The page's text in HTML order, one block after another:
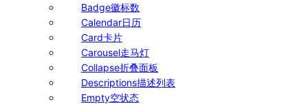
Badge徽标数
Calendar日历
Card卡片
Carousel走马灯
Collapse折叠面板
Descriptions描述列表
Empty空状态